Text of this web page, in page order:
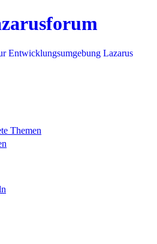
Entwicklungsumgebung Lazarus
Themen